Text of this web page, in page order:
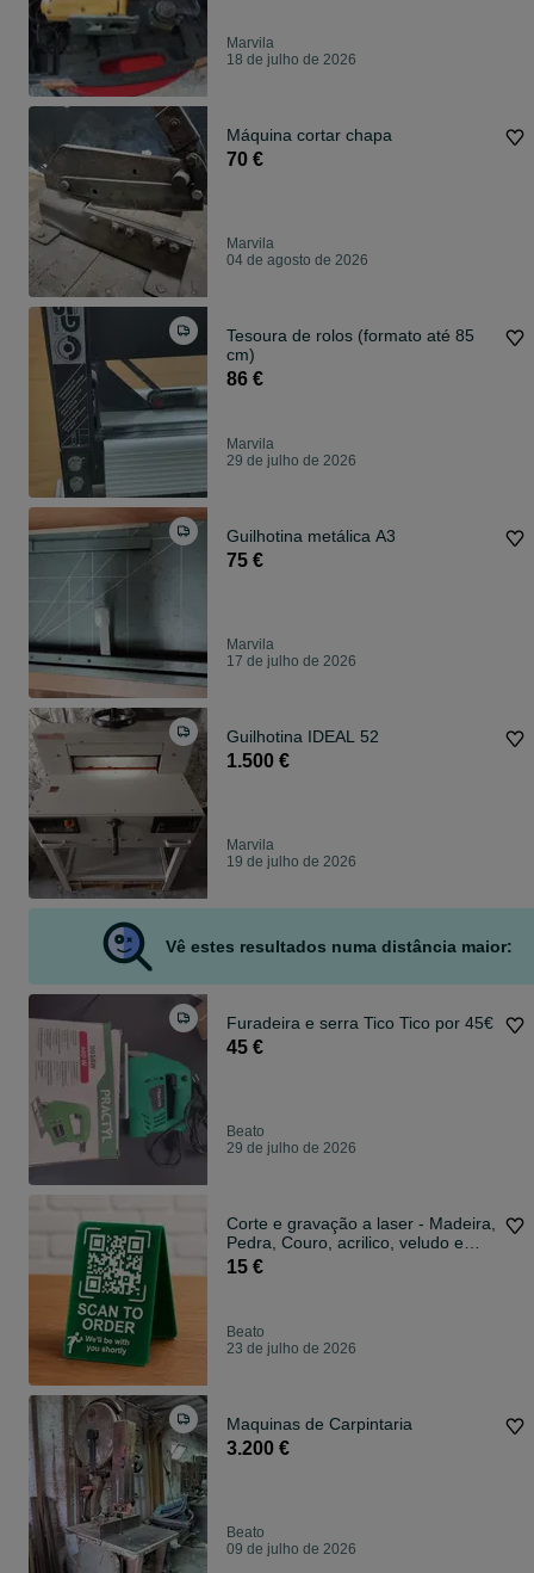
Marvila
18 de julho de 2026
Máquina cortar chapa
70 €
Marvila
04 de agosto de 2026
Tesoura de rolos (formato até 85
cm)
86 €
Marvila
29 de julho de 2026
Guilhotina metálica A3
75 €
Marvila
17 de julho de 2026
Guilhotina IDEAL 52
1.500 €
Marvila
19 de julho de 2026
Vê estes resultados numa distância maior:
Furadeira e serra Tico Tico por 45€
45 €
Beato
29 de julho de 2026
Corte e gravação a laser - Madeira,
Pedra, Couro, acrilico, veludo e
metal
15 €
Beato
23 de julho de 2026
Maquinas de Carpintaria
3.200 €
Beato
09 de julho de 2026